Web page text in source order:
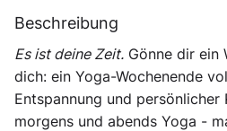
Beschreibung
Es ist deine Zeit. Gönne dir ein
dich: ein Yoga-Wochenende
Entspannung und persönlicher
morgens und abends Yoga -